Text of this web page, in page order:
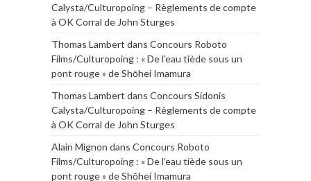
Calysta/Culturopoing – Règlements de compte
à OK Corral de John Sturges
Thomas Lambert dans Concours Roboto
Films/Culturopoing : « De l’eau tiède sous un
pont rouge » de Shōhei Imamura
Thomas Lambert dans Concours Sidonis
Calysta/Culturopoing – Règlements de compte
à OK Corral de John Sturges
Alain Mignon dans Concours Roboto
Films/Culturopoing : « De l’eau tiède sous un
pont rouge » de Shōhei Imamura